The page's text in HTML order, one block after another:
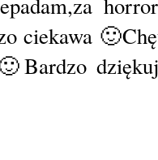
ciekawa